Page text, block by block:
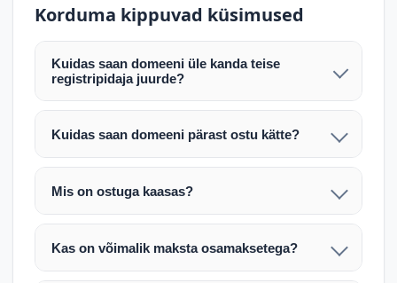
Korduma kippuvad küsimused
Kuidas saan domeeni üle kanda teise
registripidaja juurde?
Pärast makse laekumist edastame teile domeeni
AUTH (EPP) koodi. Selle abil saate domeeni üle
Domeeni ülekandmine toimub registripidajate
tööpäeva. Täpsemad juhised saadetakse teile e-
posti teel pärast tehingu kinnitamist.
Kuidas saan domeeni pärast ostu kätte?
Pärast ostu vormistamist väljastame arve.
Maksekinnituse järel edastame teile domeeni
enda valitud registripidaja juurde.
Mis on ostuga kaasas?
Ostuga kaasas on domeeninime omandiõigus.
Veebimajutust ja e-posti teenuseid tuleb tellida
Kas on võimalik maksta osamaksetega?